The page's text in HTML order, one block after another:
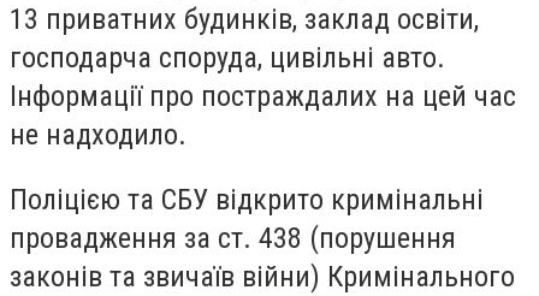
13 приватних будинків, заклад освіти,
господарча споруда, цивільні авто.
Інформації про постраждалих на цей час
не надходило.
Поліцією та СБУ відкрито кримінальні
провадження за ст. 438 (порушення
законів та звичаїв війни) Кримінального